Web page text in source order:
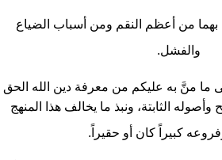
بهما من أعظم النقم ومن أسباب الضياع
والفشل.
ما منَّ به عليكم من معرفة دين الله الحق
الثابتة، ونبذ ما يخالف هذا المنهج
كبيراً كان أو حقيراً.